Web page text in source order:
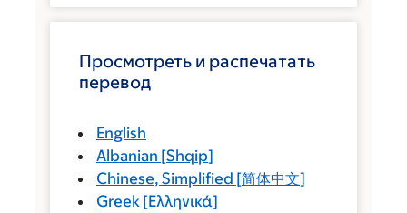
Просмотреть и распечатать
перевод
English
Albanian [Shqip]
Chinese, Simplified [简体中文]
Greek [Ελληνικά]